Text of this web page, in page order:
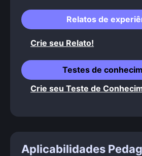
Relatos de
Crie seu Relato!
Testes de
Crie seu Teste de
Aplicabilidades